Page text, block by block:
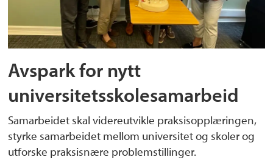
Avspark for nytt
universitetsskolesamarbeid
Samarbeidet skal videreutvikle praksisopplæringen,
styrke samarbeidet mellom universitet og skoler og
utforske praksisnære problemstillinger.